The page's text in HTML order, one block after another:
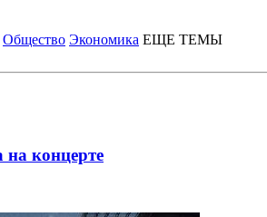
Общество Экономика ЕЩЕ ТЕМЫ
концерте